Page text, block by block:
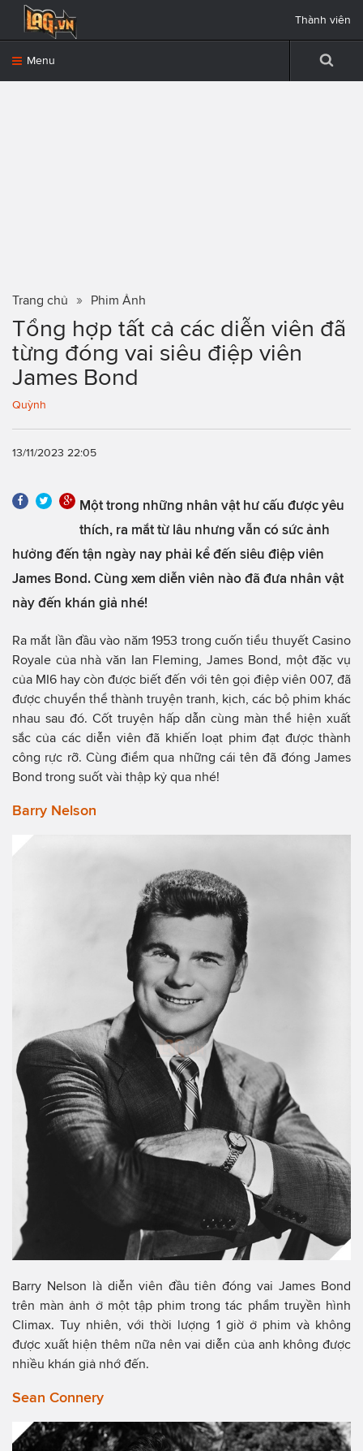
Menu
Thành viên
Trang chủ Phim Ảnh
Tổng hợp tất cả các diễn viên đã
từng đóng vai siêu điệp viên
James Bond
Quỳnh
13/11/2023 22:05
Một trong những nhân vật hư cấu được yêu
thích, ra mắt từ lâu nhưng vẫn có sức ảnh
hưởng đến tận ngày nay phải kể đến siêu điệp viên
James Bond. Cùng xem diễn viên nào đã đưa nhân vật
này đến khán giả nhé!
Ra mắt lần đầu vào năm 1953 trong cuốn tiểu thuyết Casino
Royale của nhà văn Ian Fleming, James Bond, một đặc vụ
của MI6 hay còn được biết đến với tên gọi điệp viên 007, đã
được chuyển thể thành truyện tranh, kịch, các bộ phim khác
nhau sau đó. Cốt truyện hấp dẫn cùng màn thể hiện xuất
sắc của các diễn viên đã khiến loạt phim đạt được thành
công rực rỡ. Cùng điểm qua những cái tên đã đóng James
Bond trong suốt vài thập kỷ qua nhé!
Barry Nelson
Barry Nelson là diễn viên đầu tiên đóng vai James Bond
trên màn ảnh ở một tập phim trong tác phẩm truyền hình
Climax. Tuy nhiên, với thời lượng 1 giờ ở phim và không
được xuất hiện thêm nữa nên vai diễn của anh không được
nhiều khán giả nhớ đến.
Sean Connery